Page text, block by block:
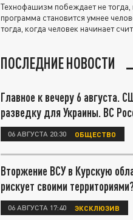
Технофашизм побеждает не тогда,
программа становится умнее
тогда, когда человек начинает
ПОСЛЕДНИЕ НОВОСТИ
Главное к вечеру 6 августа.
разведку для Украины. ВС
06 АВГУСТА 20:30 ОБЩЕСТВО
Вторжение ВСУ в Курскую
рискует своими
06 АВГУСТА 17:40 ЭКСКЛЮЗИВ